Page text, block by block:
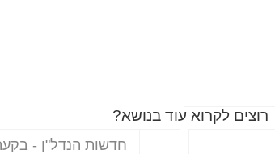
רוצים לקרוא עוד בנושא?
חדשות הנדל"ן -